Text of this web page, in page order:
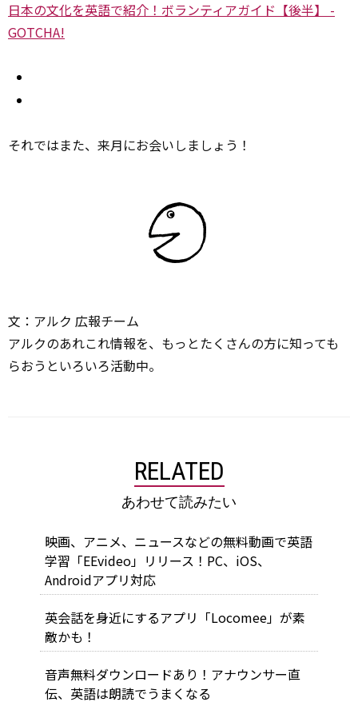
日本の文化を英語で紹介！ボランティアガイド【後半】 -
GOTCHA!
それではまた、来月にお会いしましょう！
文：アルク 広報チーム
アルクのあれこれ情報を、もっとたくさんの方に知っても
らおうといろいろ活動中。
RELATED
あわせて読みたい
映画、アニメ、ニュースなどの無料動画で英語
学習「EEvideo」リリース！PC、iOS、
Androidアプリ対応
英会話を身近にするアプリ「Locomee」が素
敵かも！
音声無料ダウンロードあり！アナウンサー直
伝、英語は朗読でうまくなる